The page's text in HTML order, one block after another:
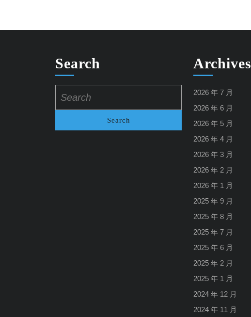
Search
for:
Archives
2026 年 7 月
2026 年 6 月
2026 年 5 月
2026 年 4 月
2026 年 3 月
2026 年 2 月
2026 年 1 月
2025 年 9 月
2025 年 8 月
2025 年 7 月
2025 年 6 月
2025 年 2 月
2025 年 1 月
2024 年 12 月
2024 年 11 月